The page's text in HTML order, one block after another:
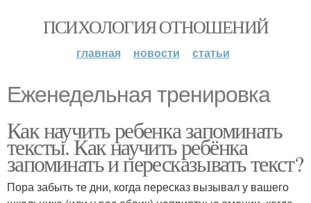
ПСИХОЛОГИЯ ОТНОШЕНИЙ
главная новости статьи
Еженедельная тренировка
Как научить ребенка запоминать
тексты. Как научить ребёнка
запоминать и пересказывать текст?
Пора забыть те дни, когда пересказ вызывал у вашего